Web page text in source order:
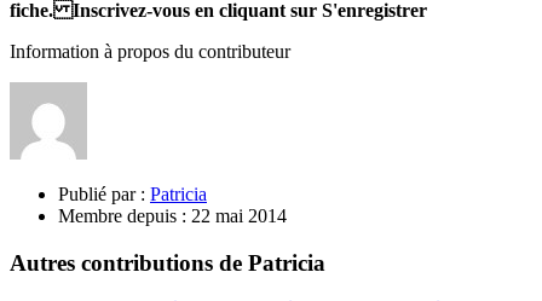
fiche. Inscrivez-vous en cliquant sur S'enregistrer
Information à propos du contributeur
Publié par : Patricia
Membre depuis : 22 mai 2014
Autres contributions de Patricia